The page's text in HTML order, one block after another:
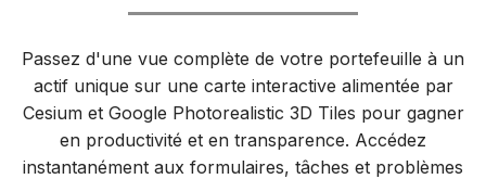
Passez d'une vue complète de votre portefeuille à un
actif unique sur une carte interactive alimentée par
Cesium et Google Photorealistic 3D Tiles pour gagner
en productivité et en transparence. Accédez
instantanément aux formulaires, tâches et problèmes